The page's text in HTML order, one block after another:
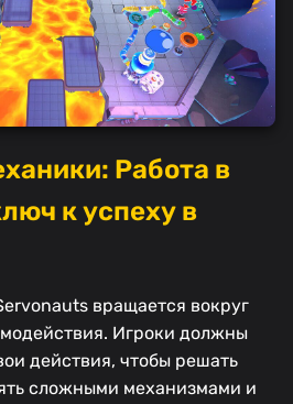
Работа в
к успеху в
вращается вокруг
Игроки должны
действия, чтобы решать
сложными механизмами и